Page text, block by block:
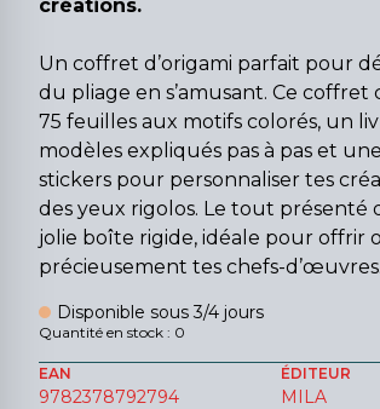
créations.
Un coffret d’origami parfait pour
du pliage en s’amusant. Ce coffret
75 feuilles aux motifs colorés, un
modèles expliqués pas à pas et
stickers pour personnaliser tes
des yeux rigolos. Le tout présenté
jolie boîte rigide, idéale pour offrir
précieusement tes chefs-d’œuvres.
Disponible sous 3/4 jours
Quantité en stock : 0
EAN
9782378792794
ÉDITEUR
MILA